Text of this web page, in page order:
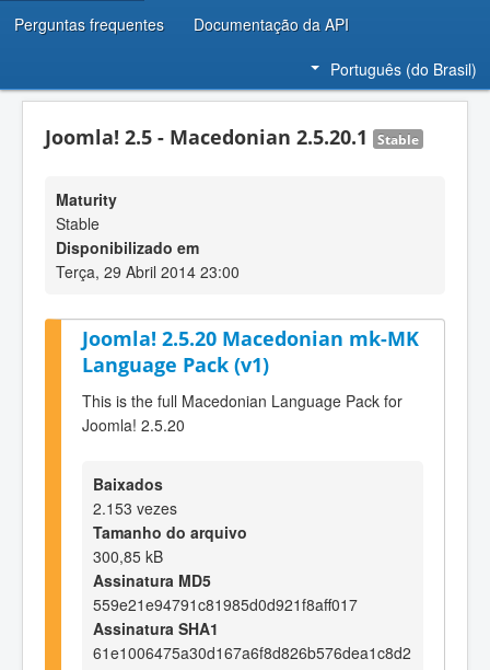
Perguntas frequentes Documentação da API
Português (do Brasil)
Joomla! 2.5 - Macedonian 2.5.20.1 Stable
Maturity
Stable
Disponibilizado em
Terça, 29 Abril 2014 23:00
Joomla! 2.5.20 Macedonian mk-MK
Language Pack (v1)
This is the full Macedonian Language Pack for
Joomla! 2.5.20
Baixados
2.153 vezes
Tamanho do arquivo
300,85 kB
Assinatura MD5
559e21e94791c81985d0d921f8aff017
Assinatura SHA1
61e1006475a30d167a6f8d826b576dea1c8d2